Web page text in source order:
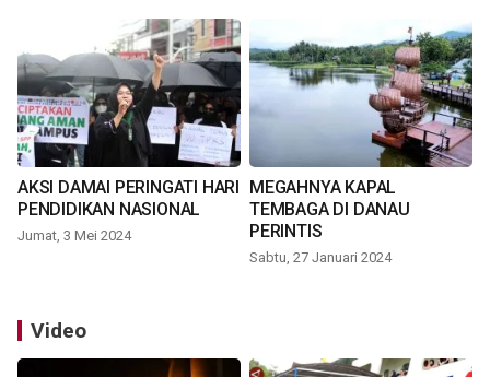
AKSI DAMAI PERINGATI HARI
PENDIDIKAN NASIONAL
Jumat, 3 Mei 2024
MEGAHNYA KAPAL
TEMBAGA DI DANAU
PERINTIS
Sabtu, 27 Januari 2024
Video